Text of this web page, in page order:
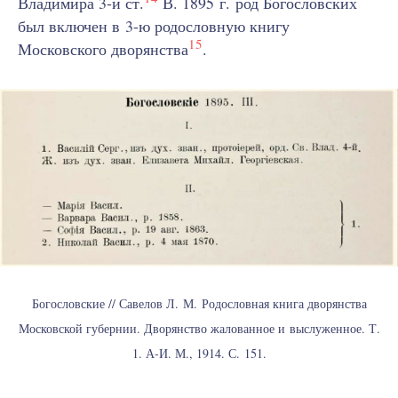
был включен в 3-ю родословную книгу
Московского дворянства15.
Богословские // Савелов Л. М. Родословная книга дворянства
Московской губернии. Дворянство жалованное и выслуженное. Т.
1. А-И. М., 1914. С. 151.